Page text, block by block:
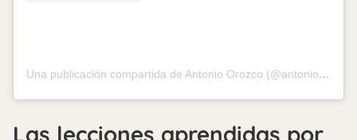
Una publicación compartida de Antonio Orozco (@antoniorozco10)
Las lecciones aprendidas por